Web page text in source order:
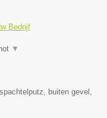
Bedrijf
▼
buiten gevel,